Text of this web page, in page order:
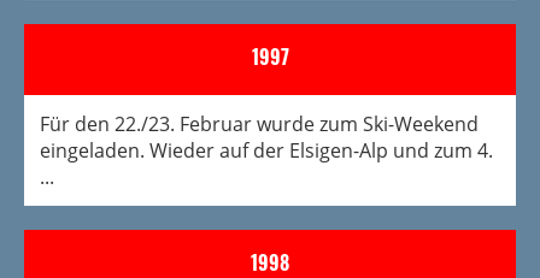
1997
Für den 22./23. Februar wurde zum Ski-Weekend
eingeladen. Wieder auf der Elsigen-Alp und zum 4.
...
1998